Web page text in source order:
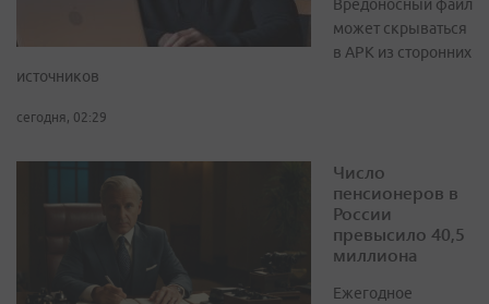
Вредоносный файл
может скрываться
в APK из сторонних
источников
сегодня, 02:29
Число
пенсионеров в
России
превысило 40,5
миллиона
Ежегодное